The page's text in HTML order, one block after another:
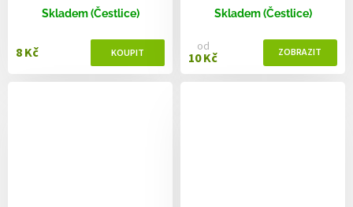
Skladem (Čestlice)
8 Kč
Skladem (Čestlice)
od
10 Kč